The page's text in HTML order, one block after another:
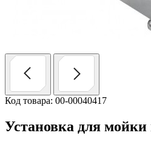
Код товара: 00-00040417
Установка для